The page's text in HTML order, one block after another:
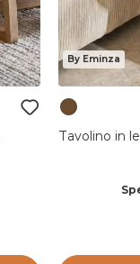
By Eminza
Tavolino in